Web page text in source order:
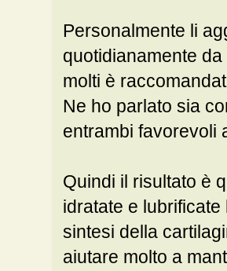
Personalmente li
quotidianamente
molti è
Ne ho parlato sia
entrambi favorevoli
Quindi il risultato è
idratate e
sintesi della
aiutare molto a